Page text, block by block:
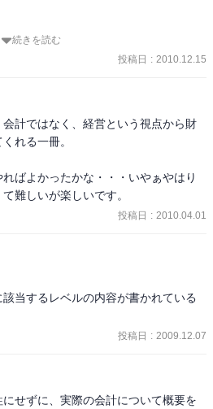
のもあるんだ」ぐらいで、使ってみ
、折に触れて読み直そう。
続きを読む
投稿日 : 2010.12.15
計ではなく、経営という視点から財
れる一冊。
ばよかったかな・・・いやぁやはり
難しいが楽しいです。
投稿日 : 2010.04.01
当するレベルの内容が書かれている
投稿日 : 2009.12.07
せずに、実際の会計について概要を